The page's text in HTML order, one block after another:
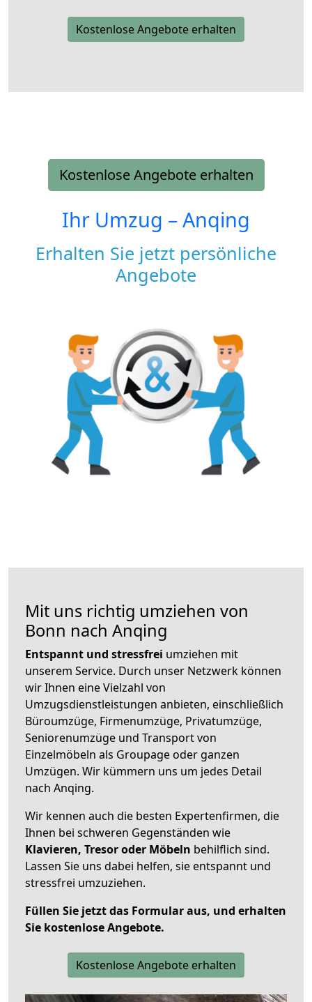
Kostenlose Angebote erhalten
Kostenlose Angebote erhalten
Ihr Umzug –Anqing
Erhalten Sie jetzt persönliche
Angebote
Mit uns richtig umziehen von
Bonn nach Anqing
Entspannt und stressfrei umziehen mit
unserem Service. Durch unser Netzwerk können
wir Ihnen eine Vielzahl von
Umzugsdienstleistungen anbieten, einschließlich
Büroumzüge, Firmenumzüge, Privatumzüge,
Seniorenumzüge und Transport von
Einzelmöbeln als Groupage oder ganzen
Umzügen. Wir kümmern uns um jedes Detail
nach Anqing.
Wir kennen auch die besten Expertenfirmen, die
Ihnen bei schweren Gegenständen wie
Klavieren, Tresor oder Möbeln behilflich sind.
Lassen Sie uns dabei helfen, sie entspannt und
stressfrei umzuziehen.
Füllen Sie jetzt das Formular aus, und erhalten
Sie kostenlose Angebote.
Kostenlose Angebote erhalten